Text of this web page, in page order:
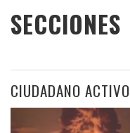
SECCIONES
CIUDADANO ACTIVO